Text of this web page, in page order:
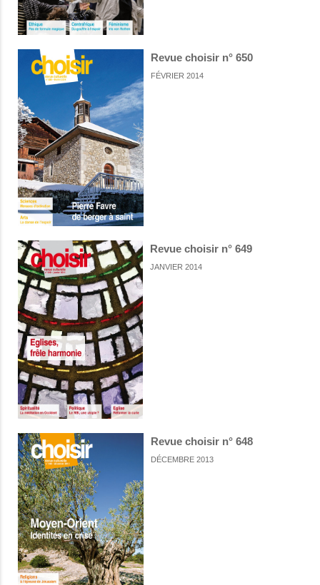
Revue choisir n° 650
FÉVRIER 2014
Revue choisir n° 649
JANVIER 2014
Revue choisir n° 648
DÉCEMBRE 2013